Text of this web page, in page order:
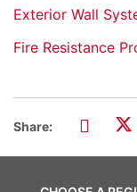
Exterior Wall
Fire Resistance
Share: